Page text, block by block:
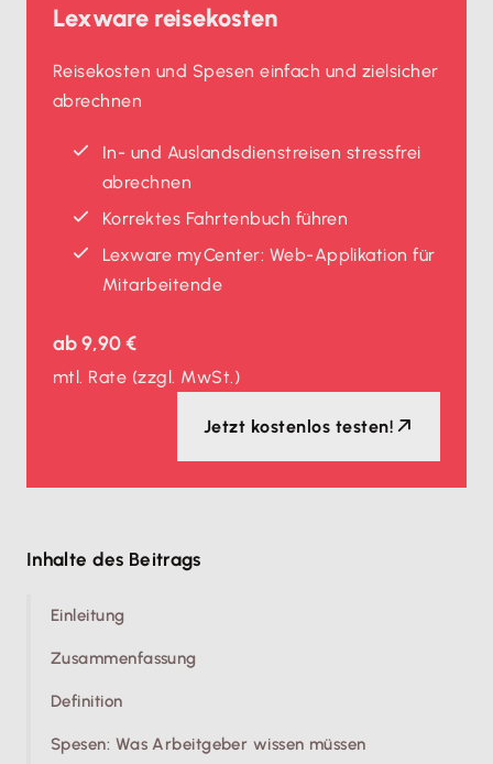
Lexware reisekosten
Reisekosten und Spesen einfach und zielsicher
abrechnen
In- und Auslands­dienstreisen stressfrei
abrechnen
Korrektes Fahrtenbuch führen
Lexware myCenter: Web-Applikation für
Mitarbeitende
ab9,90 €
mtl. Rate (zzgl. MwSt.)
Jetzt kostenlos testen!
Inhalte des Beitrags
Einleitung
Zusammenfassung
Definition
Spesen: Was Arbeitgeber wissen müssen